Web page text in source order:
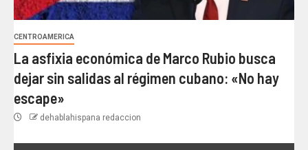
CENTROAMERICA
La asfixia económica de Marco Rubio busca
dejar sin salidas al régimen cubano: «No hay
escape»
dehablahispana redaccion